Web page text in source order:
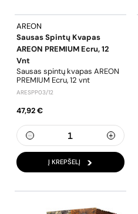
AREON
Sausas Spintų Kvapas
AREON PREMIUM Ecru, 12
Vnt
Sausas spintų kvapas AREON
PREMIUM Ecru, 12 vnt
ARESPP03/12
47,92 €
Į KREPŠELĮ